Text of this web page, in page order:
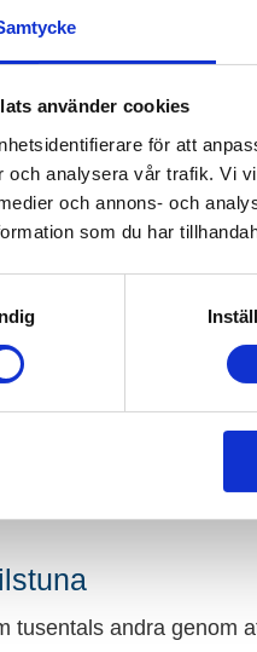
använder cookies
för att
och analysera vår trafik. Vi
och annons- och
som du har
med ansvar och
heltid under en
inom bemanning
sig in i era rutiner
snabbt
eller
vi dig att hitta rätt
behov, så att du
tusentals andra genom